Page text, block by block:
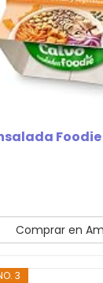
Comprar en
3